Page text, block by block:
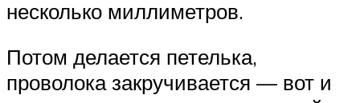
несколько миллиметров.
Потом делается петелька,
проволока закручивается — вот и